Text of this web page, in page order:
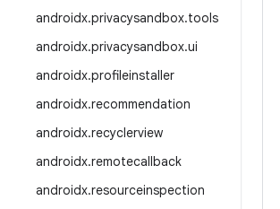
androidx.privacysandbox.tools
androidx.privacysandbox.ui
androidx.profileinstaller
androidx.recommendation
androidx.recyclerview
androidx.remotecallback
androidx.resourceinspection